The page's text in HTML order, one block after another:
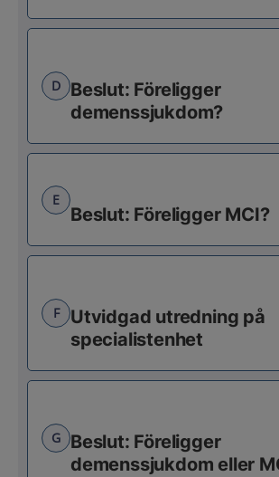
D
Beslut: Föreligger
demenssjukdom?
E
Beslut: Föreligger MCI?
F
Utvidgad utredning på
specialistenhet
G
Beslut: Föreligger
demenssjukdom eller